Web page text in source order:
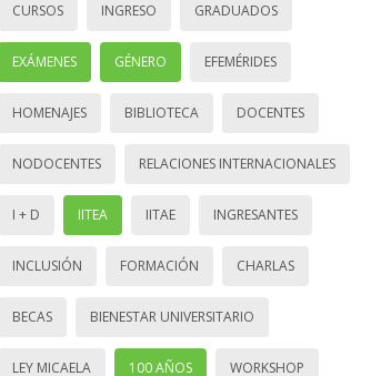
CURSOS INGRESO GRADUADOS
EXÁMENES GÉNERO EFEMÉRIDES
HOMENAJES BIBLIOTECA DOCENTES
NODOCENTES RELACIONES INTERNACIONALES
I + D IITEA IITAE INGRESANTES
INCLUSIÓN FORMACIÓN CHARLAS
BECAS BIENESTAR UNIVERSITARIO
LEY MICAELA 100 AÑOS WORKSHOP